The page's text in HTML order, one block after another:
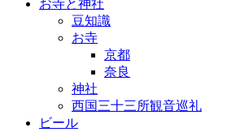
お寺と神社
豆知識
お寺
京都
奈良
神社
西国三十三所観音巡礼
ビール